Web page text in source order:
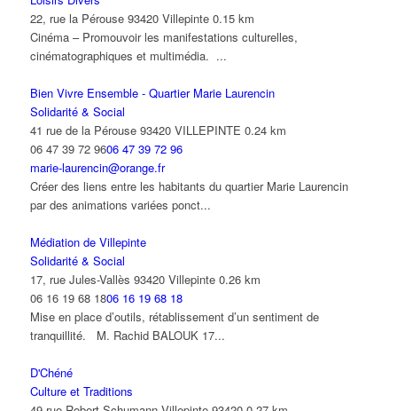
22, rue la Pérouse 93420 Villepinte 0.15 km
Cinéma – Promouvoir les manifestations culturelles,
cinématographiques et multimédia. ...
Bien Vivre Ensemble - Quartier Marie Laurencin
Solidarité & Social
41 rue de la Pérouse 93420 VILLEPINTE 0.24 km
06 47 39 72 9606 47 39 72 96
marie-laurencin@orange.fr
Créer des liens entre les habitants du quartier Marie Laurencin
par des animations variées ponct...
Médiation de Villepinte
Solidarité & Social
17, rue Jules-Vallès 93420 Villepinte 0.26 km
06 16 19 68 1806 16 19 68 18
Mise en place d’outils, rétablissement d’un sentiment de
tranquillité. M. Rachid BALOUK 17...
D'Chéné
Culture et Traditions